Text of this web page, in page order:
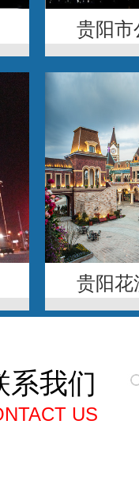
贵阳市
贵阳花
系我们
US